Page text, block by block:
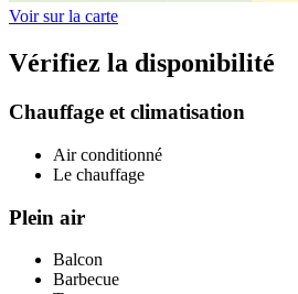
Voir sur la carte
Vérifiez la disponibilité
Chauffage et climatisation
Air conditionné
Le chauffage
Plein air
Balcon
Barbecue